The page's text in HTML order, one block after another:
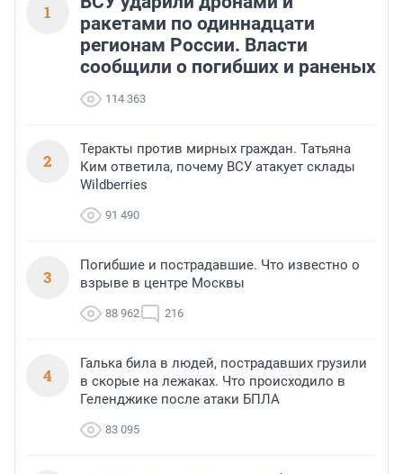
1
ракетами по одиннадцати
регионам России. Власти
сообщили о погибших и раненых
114 363
2
Теракты против мирных граждан. Татьяна
Ким ответила, почему ВСУ атакует склады
Wildberries
91 490
3
Погибшие и пострадавшие. Что известно о
взрыве в центре Москвы
88 962 216
4
Галька била в людей, пострадавших грузили
в скорые на лежаках. Что происходило в
Геленджике после атаки БПЛА
83 095